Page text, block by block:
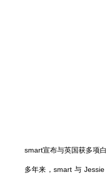
smart宣布与英国获多项
多年来，smart 与